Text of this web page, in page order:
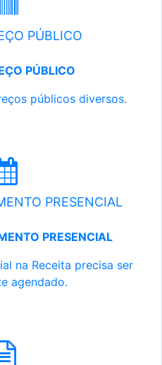
PÚBLICO
PÚBLICO
públicos diversos.
PRESENCIAL
PRESENCIAL
na Receita precisa ser
agendado.